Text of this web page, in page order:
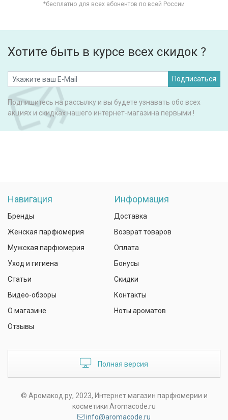
*бесплатно для всех абонентов по всей России
Хотите быть в курсе всех скидок ?
Подписаться
Подпишитесь на рассылку и вы будете узнавать обо всех
акциях и скидках нашего интернет-магазина первыми !
Навигация
Бренды
Женская парфюмерия
Мужская парфюмерия
Уход и гигиена
Статьи
Видео-обзоры
О магазине
Отзывы
Информация
Доставка
Возврат товаров
Оплата
Бонусы
Скидки
Контакты
Ноты ароматов
Полная версия
© Аромакод.ру, 2023, Интернет магазин парфюмерии и
косметики Aromacode.ru
info@aromacode.ru